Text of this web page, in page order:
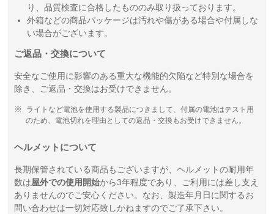
り、品質検査に合格したもののみ取り扱っております。
外箱などの商品パッケージは汚れや傷がある場合や付属しな
い場合がございます。
ご返品・交換について
安全なご使用に影響のある重大な機能的欠陥など特別な場合を
除き、ご返品・交換はお受けできません。
ライトなど電池を使用する製品につきまして、付属の電池はテスト用
のため、電池切れを理由としての返品・交換もお受けできません。
ヘルメットについて
長期保管されている商品もございますが、ヘルメットの耐用年
数は屋外での使用開始から3年程度であり、ご利用には差し支え
ありませんのでご安心ください。なお、製造年月日に関するお
問い合わせは一切対応致しかねますのでご了承下さい。